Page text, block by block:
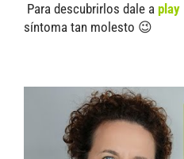
Para descubrirlos dale a play
síntoma tan molesto 😉